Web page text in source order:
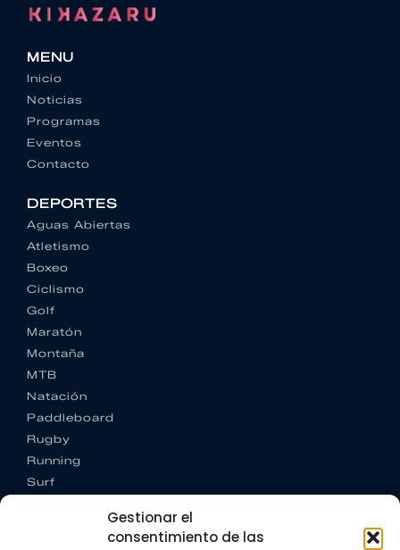
Gestionar el
consentimiento de las
MENU
Inicio
Noticias
Programas
Eventos
Contacto
DEPORTES
Aguas Abiertas
Atletismo
Boxeo
Ciclismo
Golf
Maratón
Montaña
MTB
Natación
Paddleboard
Rugby
Running
Surf